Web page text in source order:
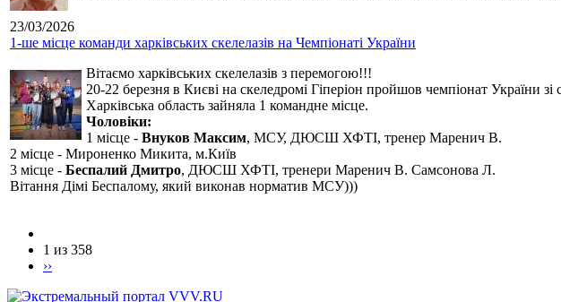
23/03/2026
1-ше місце команди харківських скелелазів на Чемпіонаті України
Вітаємо харківських скелелазів з перемогою!!!
20-22 березня в Києві на скеледромі Гіперіон пройшов чемпіонат України
Харківська область зайняла 1 командне місце.
Чоловіки:
1 місце - Внуков Максим, МСУ, ДЮСШ ХФТІ, тренер Маренич В.
2 місце - Мироненко Микита, м.Київ
3 місце - Беспалий Дмитро, ДЮСШ ХФТІ, тренери Маренич В. Самсонова Л.
Вітання Дімі Беспалому, який виконав норматив МСУ)))
1 из 358
››